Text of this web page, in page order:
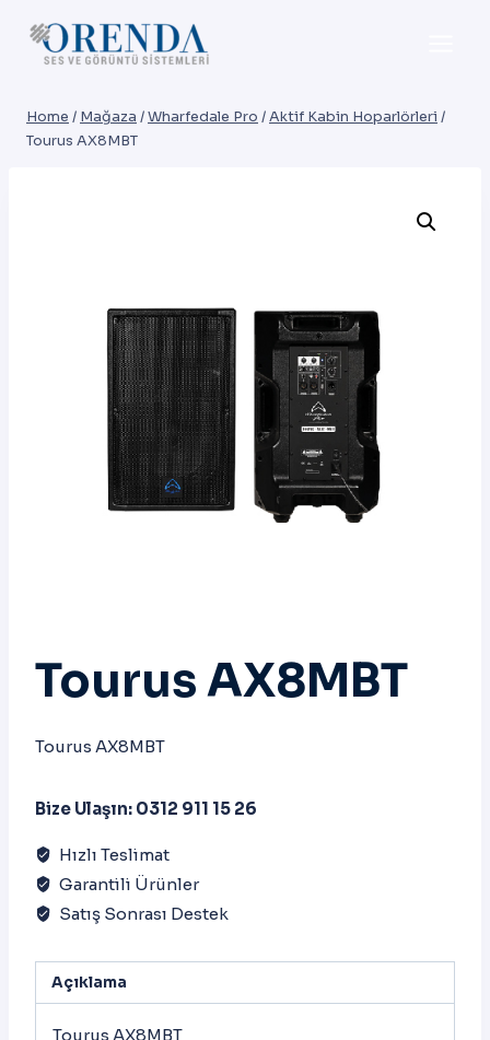
Home / Mağaza /Wharfedale Pro /Aktif Kabin Hoparlörleri /
Tourus AX8MBT
Tourus AX8MBT
Tourus AX8MBT
Bize Ulaşın: 0312 911 15 26
Hızlı Teslimat
Garantili Ürünler
Satış Sonrası Destek
Açıklama
Tourus AX8MBT